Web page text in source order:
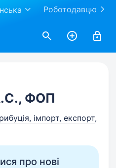
Роботодавцю
ФОП
імпорт, експорт,
про нові